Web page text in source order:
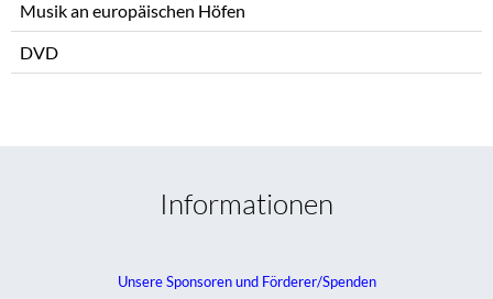
Musik an europäischen Höfen
DVD
Informationen
Unsere Sponsoren und Förderer/Spenden